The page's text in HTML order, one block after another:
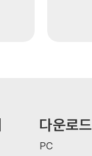
다운로드
PC